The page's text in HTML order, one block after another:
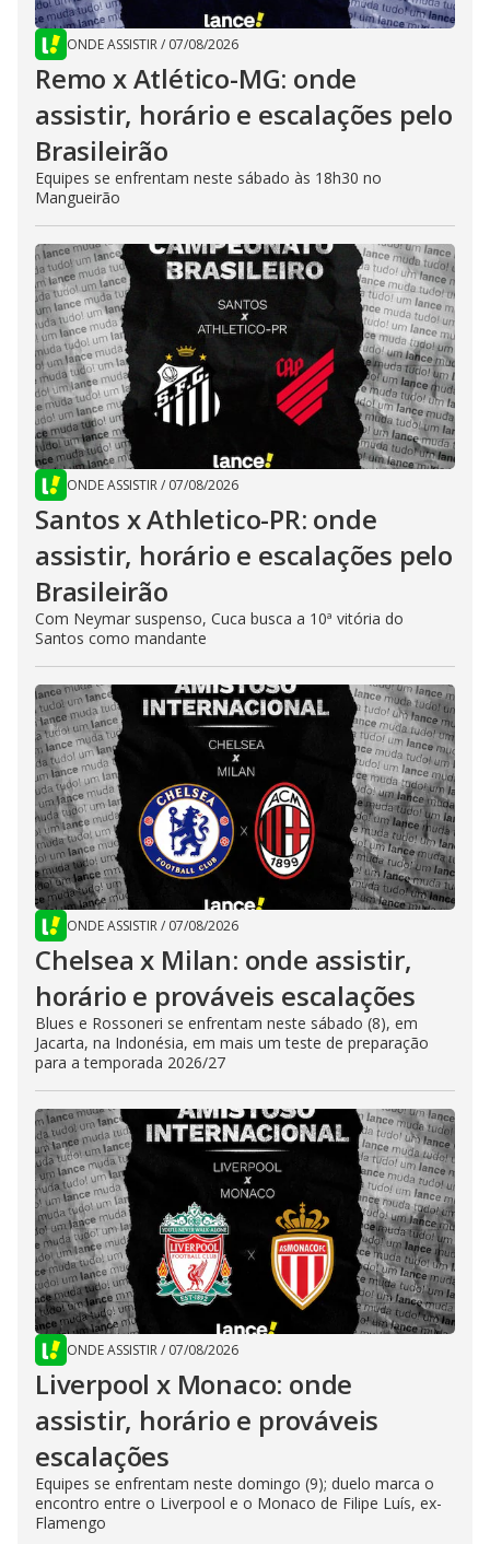
ONDE ASSISTIR/ 07/08/2026
Remo x Atlético-MG: onde
assistir, horário e escalações pelo
Brasileirão
Equipes se enfrentam neste sábado às 18h30 no
Mangueirão
ONDE ASSISTIR/ 07/08/2026
Santos x Athletico-PR: onde
assistir, horário e escalações pelo
Brasileirão
Com Neymar suspenso, Cuca busca a 10ª vitória do
Santos como mandante
ONDE ASSISTIR/ 07/08/2026
Chelsea x Milan: onde assistir,
horário e prováveis escalações
Blues e Rossoneri se enfrentam neste sábado (8), em
Jacarta, na Indonésia, em mais um teste de preparação
para a temporada 2026/27
ONDE ASSISTIR/ 07/08/2026
Liverpool x Monaco: onde
assistir, horário e prováveis
escalações
Equipes se enfrentam neste domingo (9); duelo marca o
encontro entre o Liverpool e o Monaco de Filipe Luís, ex-
Flamengo